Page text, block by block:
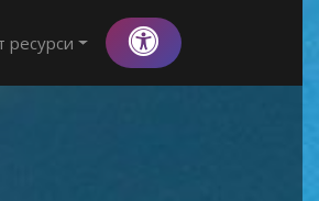
ресурси